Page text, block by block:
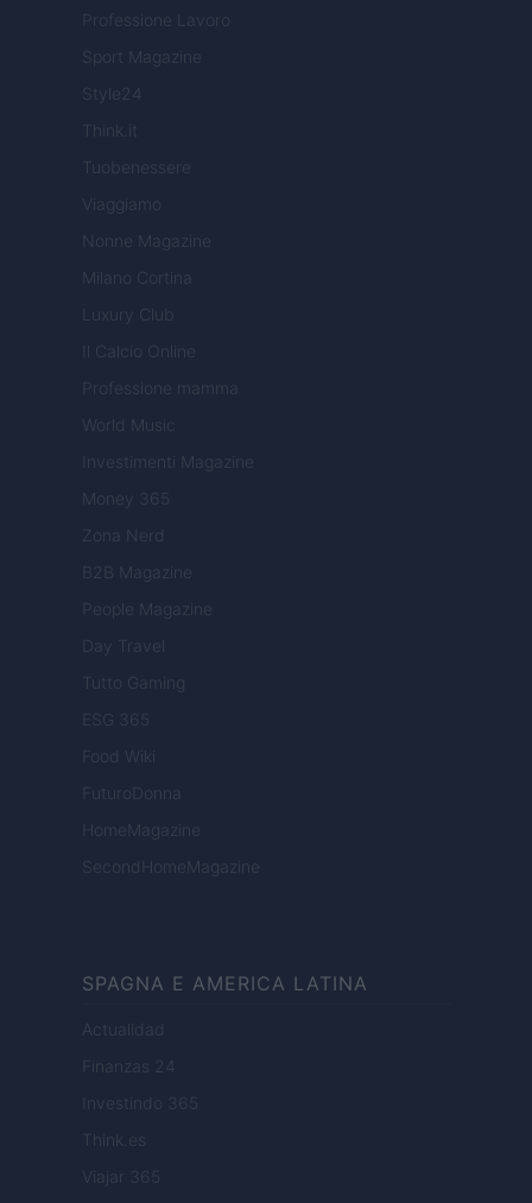
Professione Lavoro
Sport Magazine
Style24
Think.it
Tuobenessere
Viaggiamo
Nonne Magazine
Milano Cortina
Luxury Club
Il Calcio Online
Professione mamma
World Music
Investimenti Magazine
Money 365
Zona Nerd
B2B Magazine
People Magazine
Day Travel
Tutto Gaming
ESG 365
Food Wiki
FuturoDonna
HomeMagazine
SecondHomeMagazine
SPAGNA E AMERICA LATINA
Actualidad
Finanzas 24
Investindo 365
Think.es
Viajar 365